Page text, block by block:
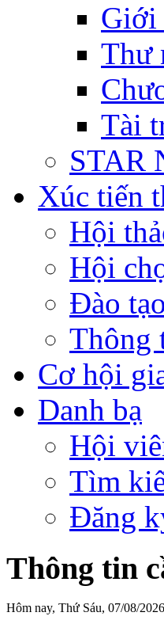
Giới
Thư
Tài
STAR
Xúc tiến
Hội
Hội
Đào
Thông
Cơ hội
Danh bạ
Hội
Tìm
Đăng
Thông tin
Hôm nay, Thứ Sáu, 07/08/2026